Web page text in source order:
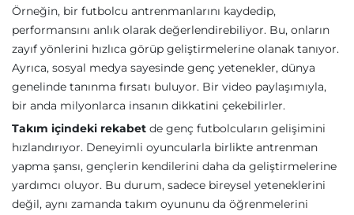
Örneğin, bir futbolcu antrenmanlarını kaydedip,
performansını anlık olarak değerlendirebiliyor. Bu, onların
zayıf yönlerini hızlıca görüp geliştirmelerine olanak tanıyor.
Ayrıca, sosyal medya sayesinde genç yetenekler, dünya
genelinde tanınma fırsatı buluyor. Bir video paylaşımıyla,
bir anda milyonlarca insanın dikkatini çekebilirler.
Takım içindeki rekabet de genç futbolcuların gelişimini
hızlandırıyor. Deneyimli oyuncularla birlikte antrenman
yapma şansı, gençlerin kendilerini daha da geliştirmelerine
yardımcı oluyor. Bu durum, sadece bireysel yeteneklerini
değil, aynı zamanda takım oyununu da öğrenmelerini